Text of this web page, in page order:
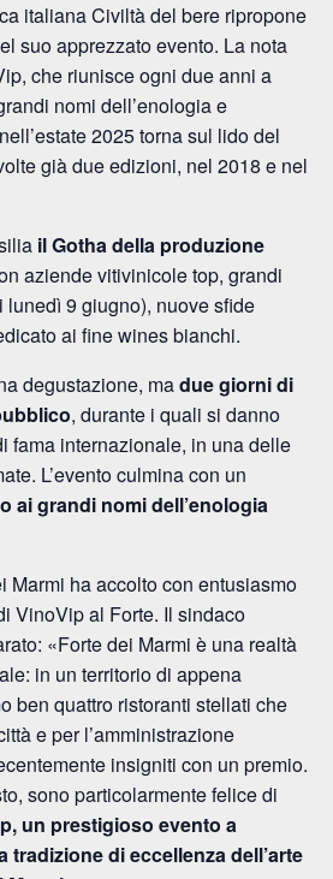
italiana Civiltà del bere ripropone
suo apprezzato evento. La nota
che riunisce ogni due anni a
nomi dell’enologia e
2025 torna sul lido del
già due edizioni, nel 2018 e nel
il Gotha della produzione
aziende vitivinicole top, grandi
lunedì 9 giugno), nuove sfide
ai fine wines bianchi.
degustazione, madue giorni di
, durante i quali si danno
fama internazionale, in una delle
L’evento culmina con un
ai grandi nomi dell’enologia
Marmi ha accolto con entusiasmo
VinoVip al Forte. Il sindaco
«Forte dei Marmi è una realtà
in un territorio di appena
ben quattro ristoranti stellati che
e per l’amministrazione
insigniti con un premio.
sono particolarmente felice di
un prestigioso evento a
tradizione di eccellenza dell’arte